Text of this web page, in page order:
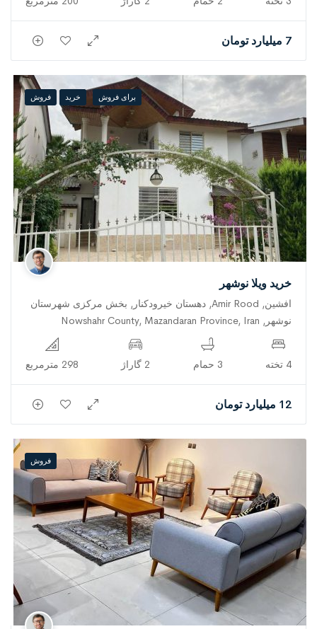
7 میلیارد تومان
برای فروش خرید فروش
خرید ویلا نوشهر
افشین, Amir Rood, دهستان خیرودکنار, بخش مرکزی شهرستان
نوشهر, Nowshahr County, Mazandaran Province, Iran
4 تخته 3 حمام 2 گاراژ 298 مترمربع
12 میلیارد تومان
فروش